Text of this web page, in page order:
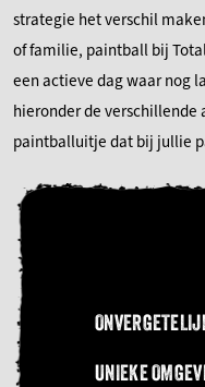
strategie het verschil
of familie, paintball bij
een actieve dag waar nog
hieronder de
paintballuitje dat bij jullie
UNIEKE